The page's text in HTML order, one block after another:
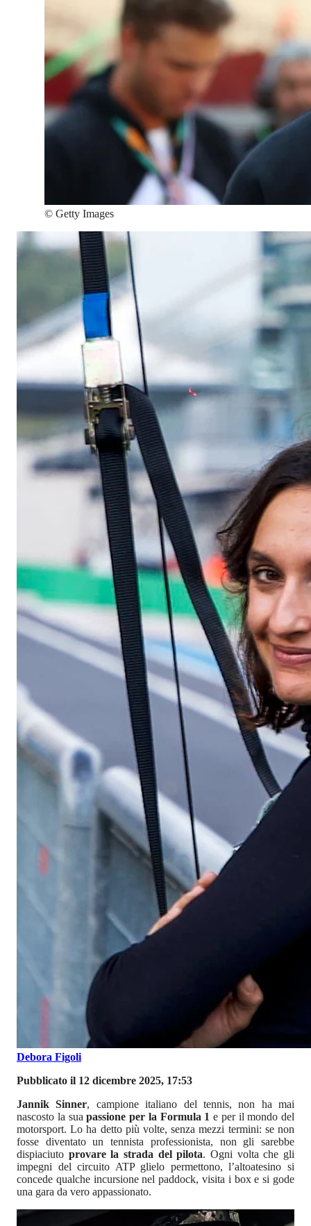
© Getty Images
Debora Figoli
Pubblicato il 12 dicembre 2025, 17:53
Jannik Sinner, campione italiano del tennis, non ha mai
nascosto la suapassione per la Formula 1 e per il mondo del
motorsport. Lo ha detto più volte, senza mezzi termini: se non
fosse diventato un tennista professionista, non gli sarebbe
dispiaciuto provare la strada del pilota. Ogni volta che gli
impegni del circuito ATP glielo permettono, l’altoatesino si
concede qualche incursione nel paddock, visita i box e si gode
una gara da vero appassionato.